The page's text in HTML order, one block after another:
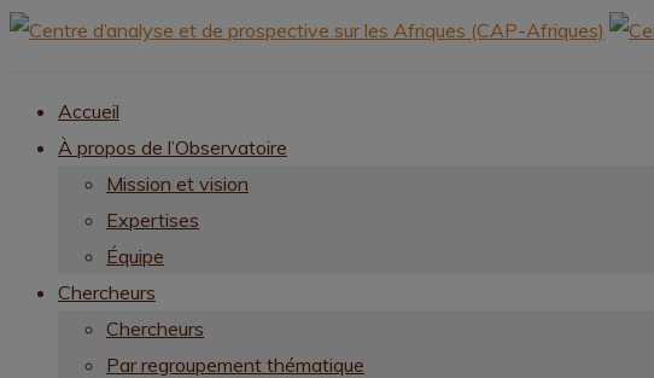
Accueil
À propos de l’Observatoire
Mission et vision
Expertises
Équipe
Chercheurs
Chercheurs
Par regroupement thématique